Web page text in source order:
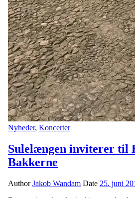
Nyheder, Koncerter
Sulelængen inviterer til
Bakkerne
AuthorJakob Wandam Date 25. juni